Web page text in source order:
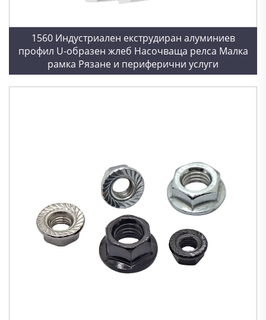
1560 Индустриален екструдиран алуминиев
профил U-образен жлеб Насочваща релса Малка
рамка Рязане и периферични услуги